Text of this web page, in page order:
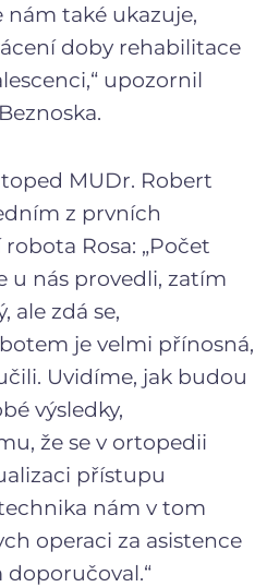
nám také ukazuje,
doby rehabilitace
upozornil
MUDr. Robert
z prvních
Rosa: „Počet
u nás provedli, zatím
ale zdá se,
je velmi přínosná,
Uvidíme, jak budou
výsledky,
že se v ortopedii
přístupu
nám v tom
operaci za asistence